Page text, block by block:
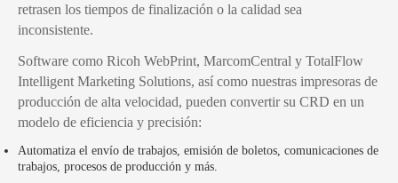
retrasen los tiempos de finalización o la calidad sea
inconsistente.
Software como Ricoh WebPrint, MarcomCentral y TotalFlow
Intelligent Marketing Solutions, así como nuestras impresoras de
producción de alta velocidad, pueden convertir su CRD en un
modelo de eficiencia y precisión:
Automatiza el envío de trabajos, emisión de boletos, comunicaciones de
trabajos, procesos de producción y más.